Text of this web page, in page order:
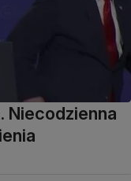
Niecodzienna